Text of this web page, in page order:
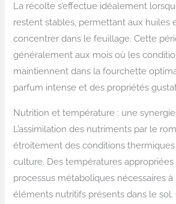
La récolte s’effectue idéalement
restent stables, permettant aux huiles
concentrer dans le feuillage. Cette
généralement aux mois où les
maintiennent dans la fourchette
parfum intense et des propriétés
Nutrition et température : une
L’assimilation des nutriments par le
étroitement des conditions
culture. Des températures
processus métaboliques nécessaires à
éléments nutritifs présents dans le